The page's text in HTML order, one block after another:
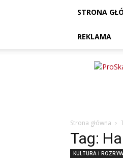
STRONA
REKLAMA
Strona główna
Tag:
KULTURA i